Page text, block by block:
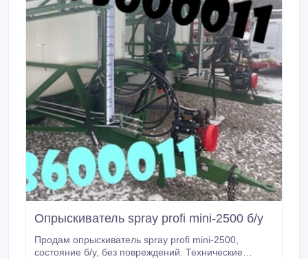
Опрыскиватель spray profi mini-2500 б/у
Продам опрыскиватель spray profi mini-2500,
состояние б/у, без повреждений. Технические